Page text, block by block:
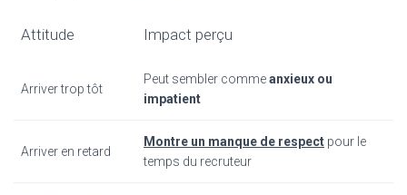
Attitude Impact perçu
Arriver trop tôt
Peut sembler commeanxieux ou
impatient
Arriver en retard
Montre un manque de respect pour le
temps du recruteur